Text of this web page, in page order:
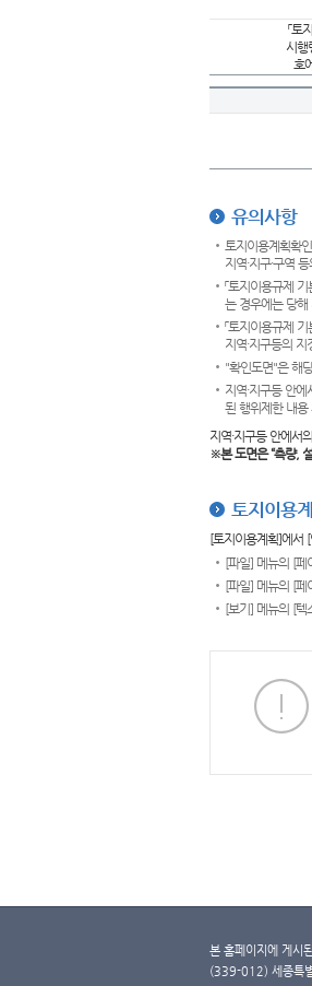
「토
시행
호
유의사항
토지이용계획확
지역·지구·구역
「토지이용규제
는 경우에는 당해
「토지이용규제
지역·지구등의
"확인도면"은 해
지역·지구등 안
된 행위제한 내용
지역·지구등 안에서
※본 도면은“측량,
토지이용
[토지이용계획]에서
[파일] 메뉴의 [페
[파일] 메뉴의 [
[보기] 메뉴의 [
본 홈페이지에 게시
(339-012) 세종특